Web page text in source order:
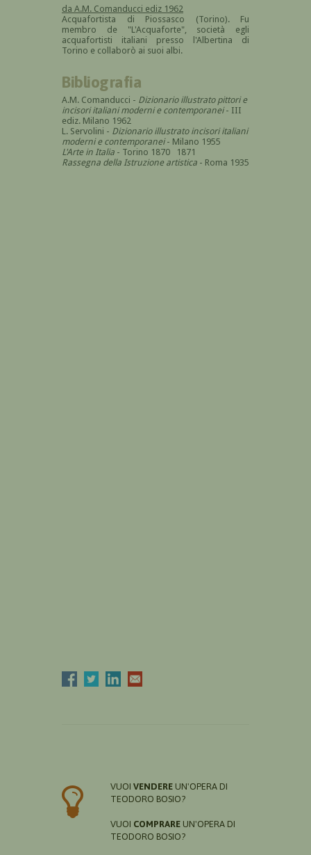
da A.M. Comanducci ediz 1962
Acquafortista di Piossasco (Torino). Fu
membro de "L'Acquaforte", società egli
acquafortisti italiani presso l'Albertina di
Torino e collaborò ai suoi albi.
Bibliografia
A.M. Comanducci - Dizionario illustrato pittori e
incisori italiani moderni e contemporanei- III
ediz. Milano 1962
L. Servolini - Dizionario illustrato incisori italiani
moderni e contemporanei- Milano 1955
L'Arte in Italia - Torino 1870 1871
Rassegna della Istruzione artistica - Roma 1935
VUOI VENDERE UN'OPERA DI
TEODORO BOSIO?
VUOI COMPRARE UN'OPERA DI
TEODORO BOSIO?